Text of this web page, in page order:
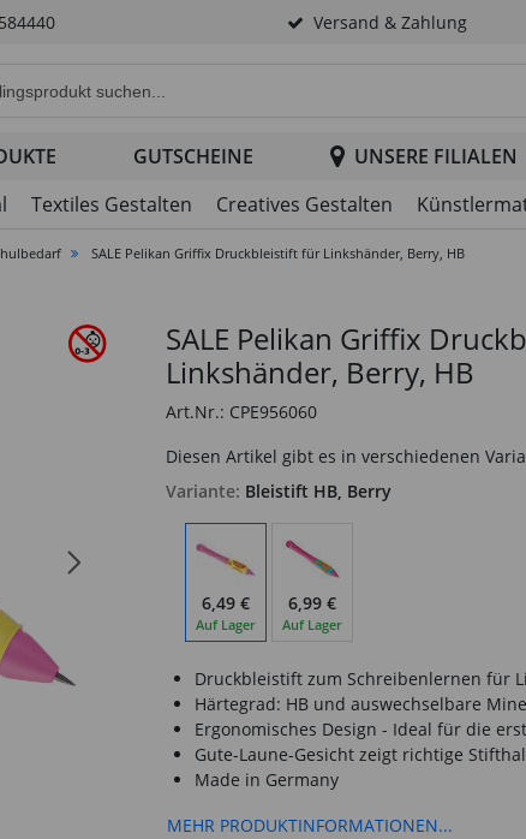
Versand & Zahlung
GUTSCHEINE
UNSERE FILIALEN
Textiles Gestalten Creatives Gestalten
SALE Pelikan Griffix Druckbleistift für Linkshänder, Berry, HB
SALE Pelikan Griffix
Linkshänder, Berry, HB
Art.Nr.: CPE956060
Diesen Artikel gibt es in verschiedenen
Variante: Bleistift HB, Berry
6,49 €
Auf Lager
6,99 €
Auf Lager
Druckbleistift zum Schreibenlernen für
Härtegrad: HB und auswechselbare
Ergonomisches Design - Ideal für die
Gute-Laune-Gesicht zeigt richtige
Made in Germany
MEHR PRODUKTINFORMATIONEN...